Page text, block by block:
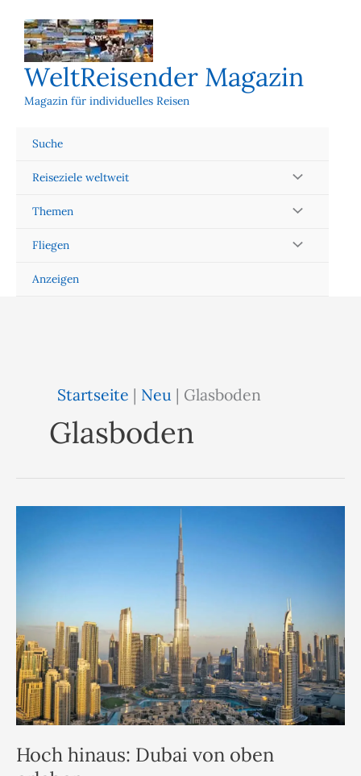
Inhalt
springen
WeltReisender Magazin
Magazin für individuelles Reisen
Suche
Reiseziele weltweit
Themen
Fliegen
Anzeigen
Startseite | Neu | Glasboden
Glasboden
Hoch hinaus: Dubai von oben